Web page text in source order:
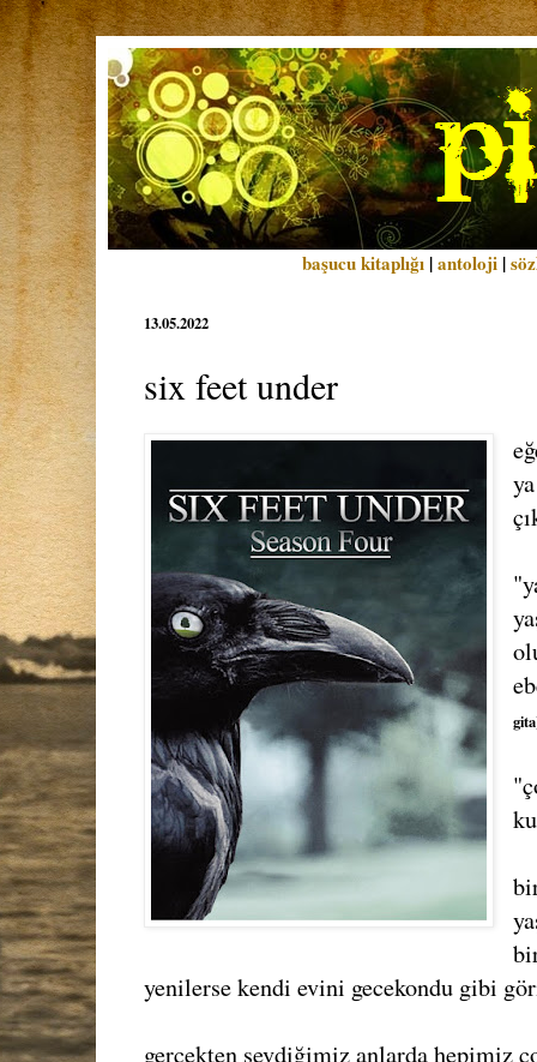
başucu kitaplığı |antoloji |
13.05.2022
six feet under
yenilerse kendi evini gecekondu gibi
gerçekten sevdiğimiz anlarda hepimiz